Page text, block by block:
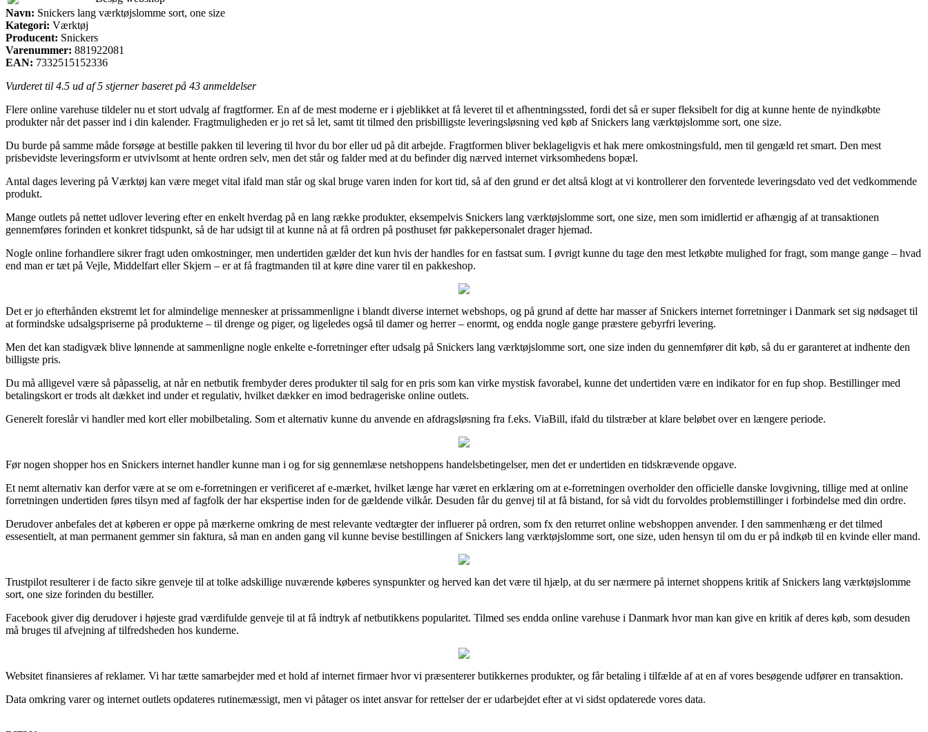
Navn: Snickers lang værktøjslomme sort, one size
Kategori: Værktøj
Producent: Snickers
Varenummer: 881922081
EAN: 7332515152336
Vurderet til 4.5 ud af 5 stjerner baseret på 43 anmeldelser
Flere online varehuse tildeler nu et stort udvalg af fragtformer. En af de mest moderne er i øjeblikket at få leveret til et afhentningssted, fordi det så er super fleksibelt for dig at kunne hente de nyindkøbte
produkter når det passer ind i din kalender. Fragtmuligheden er jo ret så let, samt tit tilmed den prisbilligste leveringsløsning ved køb af Snickers lang værktøjslomme sort, one size.
Du burde på samme måde forsøge at bestille pakken til levering til hvor du bor eller ud på dit arbejde. Fragtformen bliver beklageligvis et hak mere omkostningsfuld, men til gengæld ret smart. Den mest
prisbevidste leveringsform er utvivlsomt at hente ordren selv, men det står og falder med at du befinder dig nærved internet virksomhedens bopæl.
Antal dages levering på Værktøj kan være meget vital ifald man står og skal bruge varen inden for kort tid, så af den grund er det altså klogt at vi kontrollerer den forventede leveringsdato ved det vedkommende
produkt.
Mange outlets på nettet udlover levering efter en enkelt hverdag på en lang række produkter, eksempelvis Snickers lang værktøjslomme sort, one size, men som imidlertid er afhængig af at transaktionen
gennemføres forinden et konkret tidspunkt, så de har udsigt til at kunne nå at få ordren på posthuset før pakkepersonalet drager hjemad.
Nogle online forhandlere sikrer fragt uden omkostninger, men undertiden gælder det kun hvis der handles for en fastsat sum. I øvrigt kunne du tage den mest letkøbte mulighed for fragt, som mange gange – hvad
end man er tæt på Vejle, Middelfart eller Skjern – er at få fragtmanden til at køre dine varer til en pakkeshop.
Det er jo efterhånden ekstremt let for almindelige mennesker at prissammenligne i blandt diverse internet webshops, og på grund af dette har masser af Snickers internet forretninger i Danmark set sig nødsaget til
at formindske udsalgspriserne på produkterne – til drenge og piger, og ligeledes også til damer og herrer – enormt, og endda nogle gange præstere gebyrfri levering.
Men det kan stadigvæk blive lønnende at sammenligne nogle enkelte e-forretninger efter udsalg på Snickers lang værktøjslomme sort, one size inden du gennemfører dit køb, så du er garanteret at indhente den
billigste pris.
Du må alligevel være så påpasselig, at når en netbutik frembyder deres produkter til salg for en pris som kan virke mystisk favorabel, kunne det undertiden være en indikator for en fup shop. Bestillinger med
betalingskort er trods alt dækket ind under et regulativ, hvilket dækker en imod bedrageriske online outlets.
Generelt foreslår vi handler med kort eller mobilbetaling. Som et alternativ kunne du anvende en afdragsløsning fra f.eks. ViaBill, ifald du tilstræber at klare beløbet over en længere periode.
Før nogen shopper hos en Snickers internet handler kunne man i og for sig gennemlæse netshoppens handelsbetingelser, men det er undertiden en tidskrævende opgave.
Et nemt alternativ kan derfor være at se om e-forretningen er verificeret af e-mærket, hvilket længe har været en erklæring om at e-forretningen overholder den officielle danske lovgivning, tillige med at online
forretningen undertiden føres tilsyn med af fagfolk der har ekspertise inden for de gældende vilkår. Desuden får du genvej til at få bistand, for så vidt du forvoldes problemstillinger i forbindelse med din ordre.
Derudover anbefales det at køberen er oppe på mærkerne omkring de mest relevante vedtægter der influerer på ordren, som fx den returret online webshoppen anvender. I den sammenhæng er det tilmed
essesentielt, at man permanent gemmer sin faktura, så man en anden gang vil kunne bevise bestillingen af Snickers lang værktøjslomme sort, one size, uden hensyn til om du er på indkøb til en kvinde eller mand.
Trustpilot resulterer i de facto sikre genveje til at tolke adskillige nuværende køberes synspunkter og herved kan det være til hjælp, at du ser nærmere på internet shoppens kritik af Snickers lang værktøjslomme
sort, one size forinden du bestiller.
Facebook giver dig derudover i højeste grad værdifulde genveje til at få indtryk af netbutikkens popularitet. Tilmed ses endda online varehuse i Danmark hvor man kan give en kritik af deres køb, som desuden
må bruges til afvejning af tilfredsheden hos kunderne.
Websitet finansieres af reklamer. Vi har tætte samarbejder med et hold af internet firmaer hvor vi præsenterer butikkernes produkter, og får betaling i tilfælde af at en af vores besøgende udfører en transaktion.
Data omkring varer og internet outlets opdateres rutinemæssigt, men vi påtager os intet ansvar for rettelser der er udarbejdet efter at vi sidst opdaterede vores data.